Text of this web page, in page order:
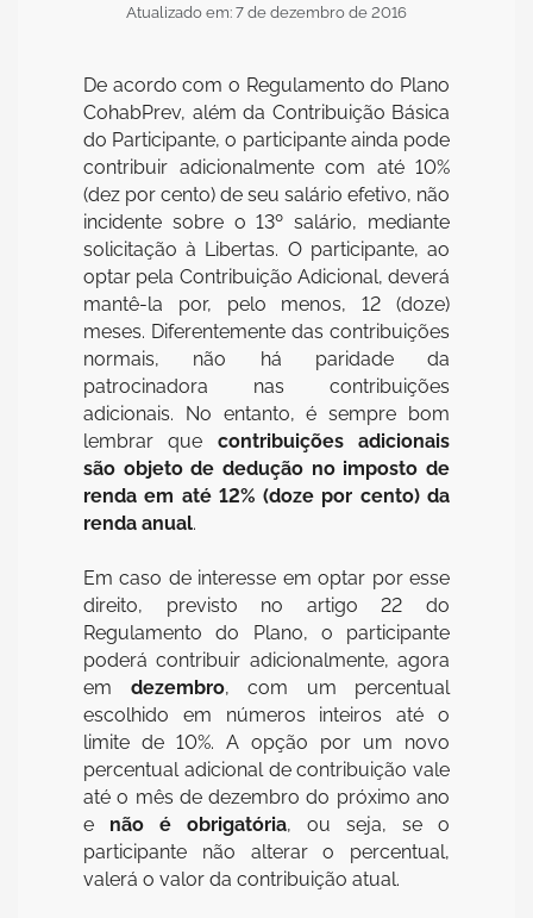
Atualizado em: 7 de dezembro de 2016
De acordo com o Regulamento do Plano
CohabPrev, além da Contribuição Básica
do Participante, o participante ainda pode
contribuir adicionalmente com até 10%
(dez por cento) de seu salário efetivo, não
incidente sobre o 13º salário, mediante
solicitação à Libertas. O participante, ao
optar pela Contribuição Adicional, deverá
mantê-la por, pelo menos, 12 (doze)
meses. Diferentemente das contribuições
normais, não há paridade da
patrocinadora nas contribuições
adicionais. No entanto, é sempre bom
lembrar que contribuições adicionais
são objeto de dedução no imposto de
renda em até 12% (doze por cento) da
renda anual.
Em caso de interesse em optar por esse
direito, previsto no artigo 22 do
Regulamento do Plano, o participante
poderá contribuir adicionalmente, agora
em dezembro, com um percentual
escolhido em números inteiros até o
limite de 10%. A opção por um novo
percentual adicional de contribuição vale
até o mês de dezembro do próximo ano
e
não é obrigatória, ou seja, se o
participante não alterar o percentual,
valerá o valor da contribuição atual.